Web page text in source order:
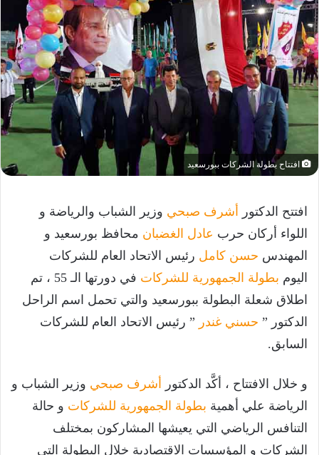
افتتاح بطولة الشركات ببورسعيد
افتتح الدكتور أشرف صبحي وزير الشباب والرياضة و
اللواء أركان حرب عادل الغضبان محافظ بورسعيد و
المهندس حسن كامل رئيس الاتحاد العام للشركات
اليوم بطولة الجمهورية للشركات
في دورتها الـ 55 ، تم
اطلاق شعلة البطولة ببورسعيد والتي تحمل اسم الراحل
الدكتور ” حسني غندر ” رئيس الاتحاد العام للشركات
السابق.
و خلال الافتتاح ، أكَّد الدكتور أشرف صبحي وزير الشباب و
الرياضة علي أهمية بطولة الجمهورية للشركات و حالة
التنافس الرياضي التي يعيشها المشاركون بمختلف
الشركات و المؤسسات الاقتصادية خلال البطولة التي